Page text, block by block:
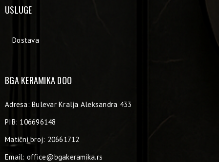
USLUGE
Dostava
BGA KERAMIKA DOO
Adresa: Bulevar Kralja Aleksandra 433
PIB: 106696148
Matični broj: 20661712
Email: office@bgakeramika.rs